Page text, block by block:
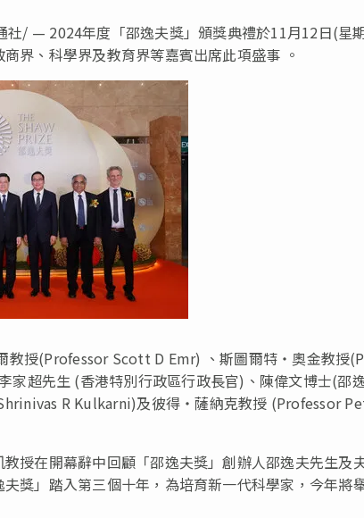
社/ — 2024年度「邵逸夫獎」頒獎典禮於11月12日(星
界、科學界及教育界等嘉賓出席此項盛事 。
教授(Professor Scott D Emr) 、斯圖爾特・奧金教
家超先生 (香港特別行政區行政長官)、陳偉文博士(邵
R Kulkarni)及彼得・薩納克教授 (Professor
授在開幕辭中回顧「邵逸夫獎」創辦人邵逸夫先生及
獎」踏入第三個十年，為培育新一代科學家，今年將